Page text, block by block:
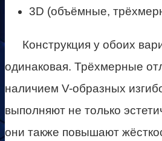
3D (объёмные,
Конструкция у обоих
одинаковая. Трёхмерные
наличием V-образных
выполняют не только
они также повышают